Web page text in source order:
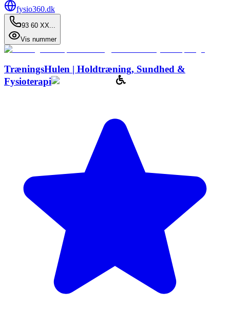
fysio360.dk
93 60 XX...
Vis nummer
TræningsHulen | Holdtræning, Sundhed &
Fysioterapi